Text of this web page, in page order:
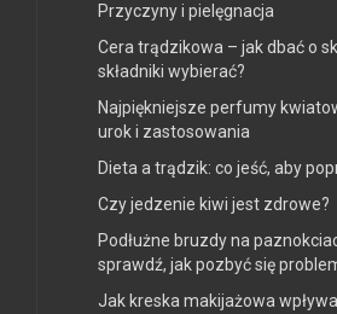
Przyczyny i pielęgnacja
Cera trądzikowa – jak dbać o
składniki wybierać?
Najpiękniejsze perfumy
urok i zastosowania
Dieta a trądzik: co jeść, aby
Czy jedzenie kiwi jest zdrowe?
Podłużne bruzdy na
sprawdź, jak pozbyć się
Jak kreska makijażowa